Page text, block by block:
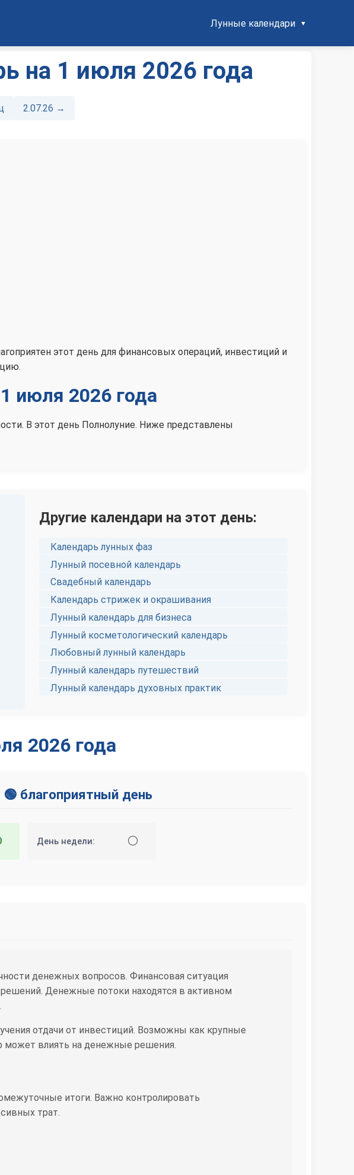
Лунные календари
на 1 июля 2026 года
2.07.26 →
этот день для финансовых операций, инвестиций и
июля 2026 года
В этот день Полнолуние. Ниже представлены
Другие календари на этот день:
Календарь лунных фаз
Лунный посевной календарь
Свадебный календарь
Календарь стрижек и окрашивания
Лунный календарь для бизнеса
Лунный косметологический календарь
Любовный лунный календарь
Лунный календарь путешествий
Лунный календарь духовных практик
2026 года
благоприятный день
День недели: ⚪
денежных вопросов. Финансовая ситуация
Денежные потоки находятся в активном
отдачи от инвестиций. Возможны как крупные
может влиять на денежные решения.
итоги. Важно контролировать
трат.